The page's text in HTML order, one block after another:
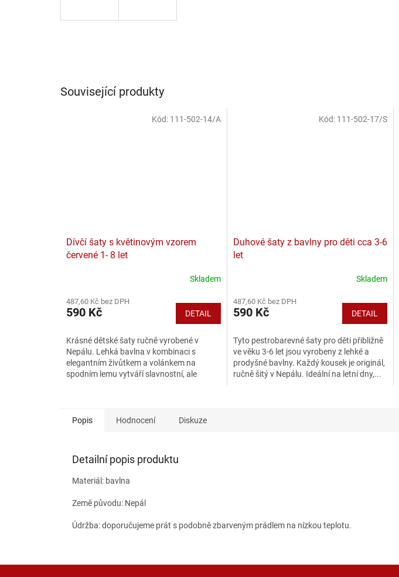
Související produkty
Dívčí šaty s květinovým vzorem
červené 1- 8 let
Skladem
487,60 Kč bez DPH
590 Kč DETAIL
Krásné dětské šaty ručně vyrobené v
Nepálu. Lehká bavlna v kombinaci s
elegantním živůtkem a volánkem na
spodním lemu vytváří slavnostní, ale
Kód: 111-502-14/A
Duhové šaty z bavlny pro děti cca 3-6
let
Skladem
487,60 Kč bez DPH
590 Kč DETAIL
Tyto pestrobarevné šaty pro děti přibližně
ve věku 3-6 let jsou vyrobeny z lehké a
prodyšné bavlny. Každý kousek je originál,
ručně šitý v Nepálu. Ideální na letní dny,...
Kód: 111-502-17/S
Popis Hodnocení Diskuze
Detailní popis produktu
Materiál: bavlna
Země původu: Nepál
Údržba: doporučujeme prát s podobně zbarveným prádlem na nízkou teplotu.